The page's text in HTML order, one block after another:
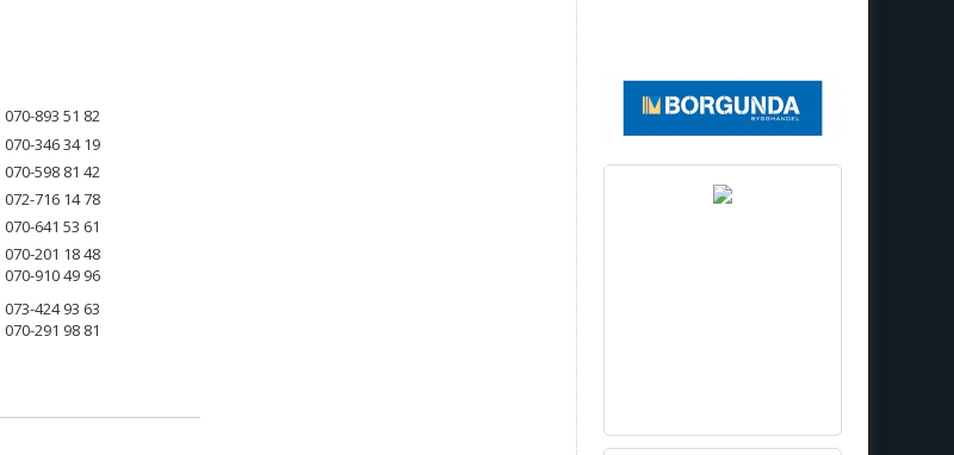
070-893 51 82
070-346 34 19
070-598 81 42
072-716 14 78
070-641 53 61
070-201 18 48
070-910 49 96
073-424 93 63
070-291 98 81